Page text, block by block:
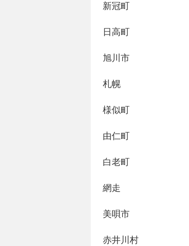
新冠町
日高町
旭川市
札幌
様似町
由仁町
白老町
網走
美唄市
赤井川村